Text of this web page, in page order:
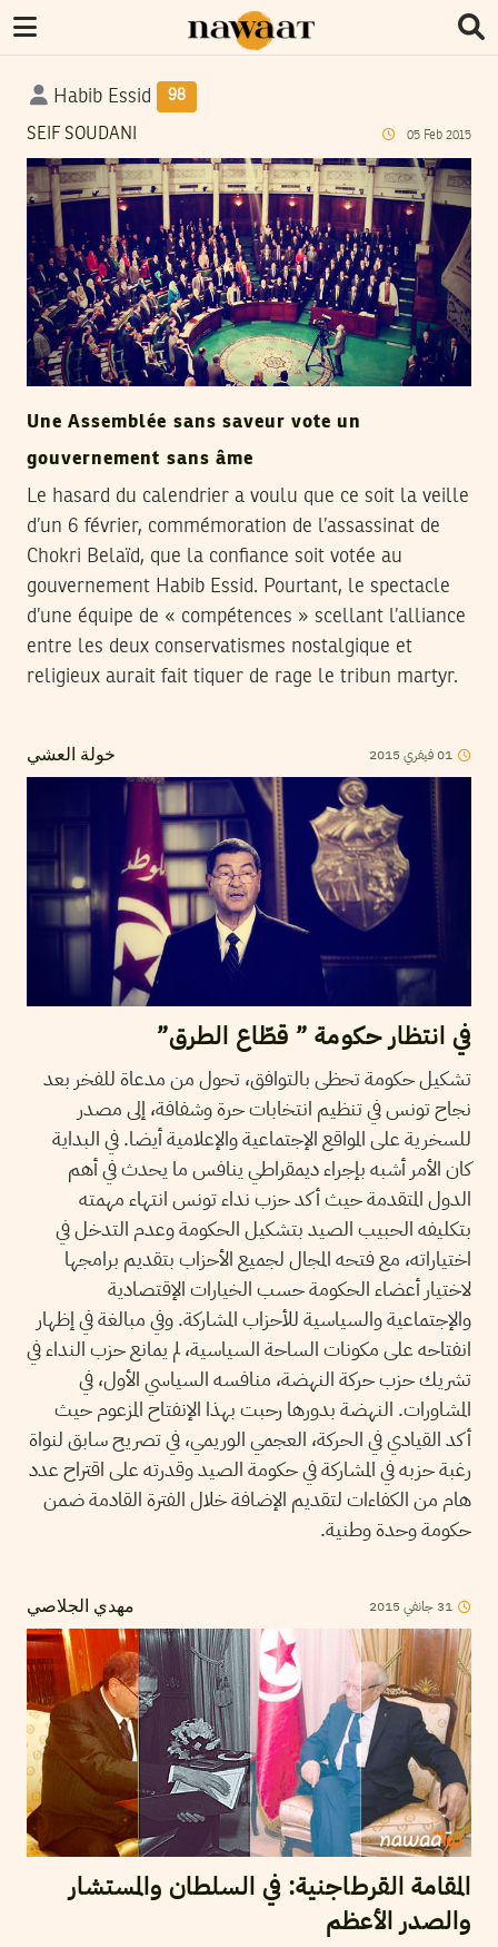
Habib Essid 98
SEIF SOUDANI 05 Feb 2015
Une Assemblée sans saveur vote un
gouvernement sans âme
Le hasard du calendrier a voulu que ce soit la veille
d’un 6 février, commémoration de l’assassinat de
Chokri Belaïd, que la confiance soit votée au
gouvernement Habib Essid. Pourtant, le spectacle
d’une équipe de « compétences » scellant l’alliance
entre les deux conservatismes nostalgique et
religieux aurait fait tiquer de rage le tribun martyr.
خولة العشي 01فيفري 2015
في انتظار حكومة ” قطّاع الطرق”
تشكيل حكومة تحظى بالتوافق، تحول من مدعاة للفخر بعد
نجاح تونس في تنظيم انتخابات حرة وشفافة، إلى مصدر
للسخرية على المواقع الإجتماعية والإعلامية أيضا. في البداية
كان الأمر أشبه بإجراء ديمقراطي ينافس ما يحدث في أهم
الدول المتقدمة حيث أكد حزب نداء تونس انتهاء مهمته
بتكليفه الحبيب الصيد بتشكيل الحكومة وعدم التدخل في
اختياراته، مع فتحه المجال لجميع الأحزاب بتقديم برامجها
لاختيار أعضاء الحكومة حسب الخيارات الإقتصادية
والإجتماعية والسياسية للأحزاب المشاركة. وفي مبالغة في إظهار
انفتاحه على مكونات الساحة السياسية، لم يمانع حزب النداء في
تشريك حزب حركة النهضة، منافسه السياسي الأول، في
المشاورات. النهضة بدورها رحبت بهذا الإنفتاح المزعوم حيث
أكد القيادي في الحركة، العجمي الوريمي، في تصريح سابق لنواة
رغبة حزبه في المشاركة في حكومة الصيد وقدرته على اقتراح عدد
هام من الكفاءات لتقديم الإضافة خلال الفترة القادمة ضمن
حكومة وحدة وطنية.
مهدي الجلاصي 31 جانفي 2015
المقامة القرطاجنية: في السلطان والمستشار
والصدر الأعظم